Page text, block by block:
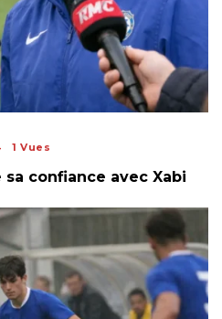
1 Vues
confiance avec Xabi